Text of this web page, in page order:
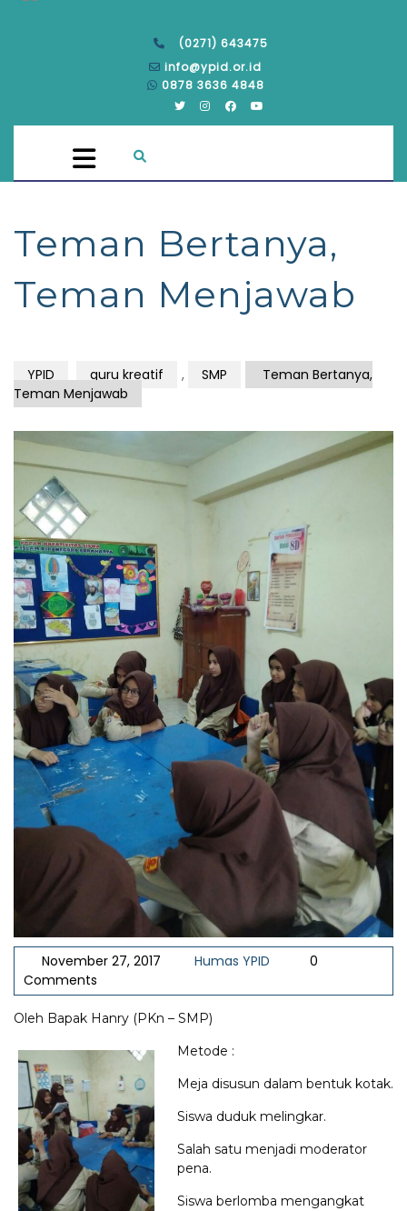
(0271) 643475
info@ypid.or.id
0878 3636 4848
Teman Bertanya,
Teman Menjawab
YPID guru kreatif , SMP
Teman Bertanya,
Teman Menjawab
November 27, 2017 Humas YPID
0
Comments
Oleh Bapak Hanry (PKn – SMP)
Metode :
Meja disusun dalam bentuk kotak.
Siswa duduk melingkar.
Salah satu menjadi moderator
pena.
Siswa berlomba mengangkat